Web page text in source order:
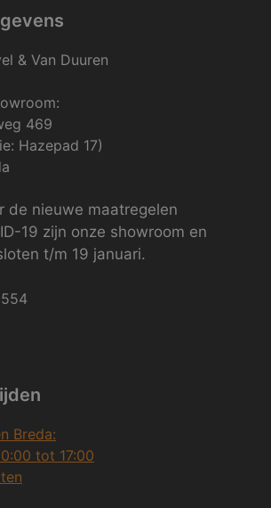
& Van Duuren
469
Hazepad 17)
de nieuwe maatregelen
19 zijn onze showroom en
t/m 19 januari.
Breda:
tot 17:00